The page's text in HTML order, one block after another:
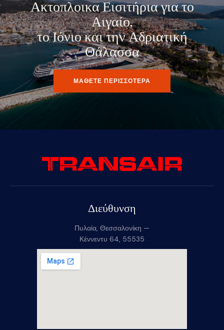
Ακτοπλοικα Εισιτήρια για το
Αιγαίο,
το Ιόνιο και την Αδριατική
Θάλασσα
ΜΑΘΕΤΕ ΠΕΡΙΣΣΟΤΕΡΑ
Διεύθυνση
Πυλαία, Θεσσαλονίκη —
Κέννεντυ 64, 55535